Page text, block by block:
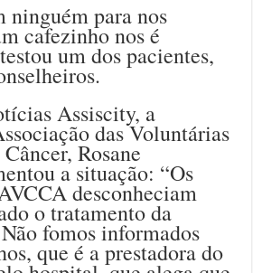
ninguém para nos
cafezinho nos é
um dos pacientes,
Assiscity, a
das Voluntárias
Rosane
a situação: “Os
desconheciam
o tratamento da
fomos informados
que é a prestadora do